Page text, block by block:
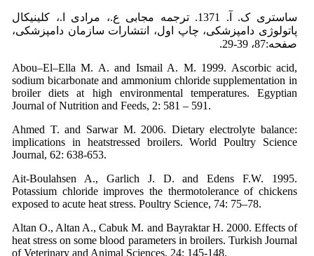
ساستری ک. آ. 1371. ترجمه مجابی ع.، مرادی ا.، کلینیکال
پاتولوژی دامپزشکی، چاپ اول، انتشارات سازمان دامپزشکی،
صفحه:87، 39-29.
Abou–El–Ella M. A. and Ismail A. M. 1999. Ascorbic acid,
sodium bicarbonate and ammonium chloride supplementation in
broiler diets at high environmental temperatures. Egyptian
Journal of Nutrition and Feeds, 2: 581 – 591.
Ahmed T. and Sarwar M. 2006. Dietary electrolyte balance:
implications in heatstressed broilers. World Poultry Science
Journal, 62: 638-653.
Ait-Boulahsen A., Garlich J. D. and Edens F.W. 1995.
Potassium chloride improves the thermotolerance of chickens
exposed to acute heat stress. Poultry Science, 74: 75–78.
Altan O., Altan A., Cabuk M. and Bayraktar H. 2000. Effects of
heat stress on some blood parameters in broilers. Turkish Journal
of Veterinary and Animal Sciences, 24: 145-148.